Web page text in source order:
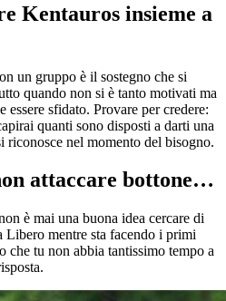
Kentauros insieme a
un gruppo è il sostegno che si
quando non si è tanto motivati ma
essere sfidato. Provare per credere:
quanti sono disposti a darti una
nel momento del bisogno.
attaccare bottone…
è mai una buona idea cercare di
Libero mentre sta facendo i primi
che tu non abbia tantissimo tempo a